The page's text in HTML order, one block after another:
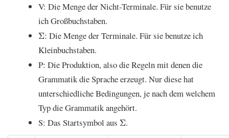
V: Die Menge der Nicht-Terminale. Für sie benutze
ich Großbuchstaben.
Σ
Σ: Die Menge der Terminale. Für sie benutze ich
Kleinbuchstaben.
P: Die Produktion, also die Regeln mit denen die
Grammatik die Sprache erzeugt. Nur diese hat
unterschiedliche Bedingungen, je nach dem welchem
Typ die Grammatik angehört.
S: Das Startsymbol aus Σ
Σ.